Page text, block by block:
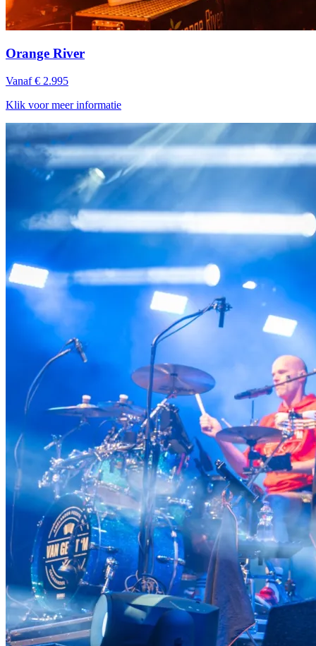
Orange River
Vanaf € 2.995
Klik voor meer informatie